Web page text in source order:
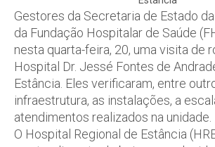
Gestores da Secretaria de Estado
da Fundação Hospitalar de Saúde
nesta quarta-feira, 20, uma visita de
Hospital Dr. Jessé Fontes de
Estância. Eles verificaram, entre
infraestrutura, as instalações, a
atendimentos realizados na unidade.
O Hospital Regional de Estância